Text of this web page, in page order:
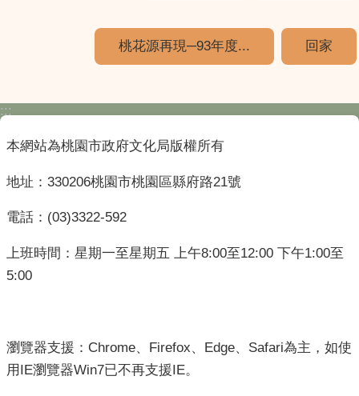
桃花源再現─93年度... 回家
:::
本網站為桃園市政府文化局版權所有
地址：330206桃園市桃園區縣府路21號
電話：(03)3322-592
上班時間：星期一至星期五 上午8:00至12:00 下午1:00至
5:00
瀏覽器支援：Chrome、Firefox、Edge、Safari為主，如使
用IE瀏覽器Win7已不再支援IE。